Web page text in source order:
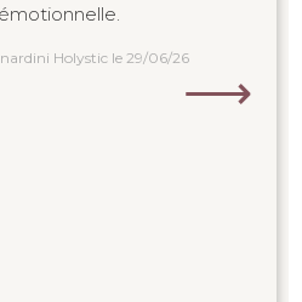
Holystic le 29/06/26
⟶